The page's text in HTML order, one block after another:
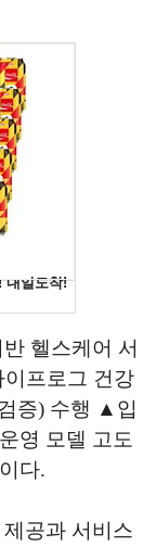
헬스케어 서
프로그 건강
증) 수행 ▲입
영 모델 고도
다.
공과 서비스